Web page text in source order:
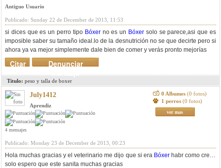
Antiguo Usuario
Publicado: Sunday 22 de December de 2013, 11:53
si dices que es un perro tipo Bóxerno es un Bóxersolo se parece,asi que es
imposible saber su tamaño ideal.lo de la desnutrición no se que decirte pero si
ahora ya va mejor simplemente dale bien de comer y verás pronto mejorías
Denunciar
mensaje
Citar
Titulo: peso y talla de boxer
July1412
Aprendiz
4 mensajes
0 Albumes (0 fotos)
1 perros (0 fotos)
ver mas
Publicado: Monday 23 de December de 2013, 00:23
Hola muchas gracias y el veterinario me dijo que si era Bóxerhabr como crece
solo espero que este sanita muchas gracias